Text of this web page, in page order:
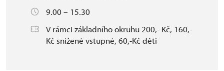
9.00 – 15.30
V rámci základního okruhu 200,- Kč, 160,-
Kč snížené vstupné, 60,-Kč děti